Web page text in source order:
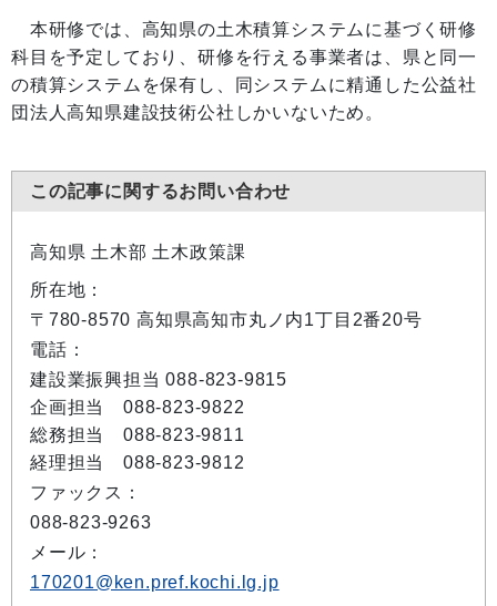
本研修では、高知県の土木積算システムに基づく研修
科目を予定しており、研修を行える事業者は、県と同一
の積算システムを保有し、同システムに精通した公益社
団法人高知県建設技術公社しかいないため。
この記事に関するお問い合わせ
高知県 土木部 土木政策課
所在地：
〒780-8570 高知県高知市丸ノ内1丁目2番20号
電話：
建設業振興担当 088-823-9815
企画担当 088-823-9822
総務担当 088-823-9811
経理担当 088-823-9812
ファックス：
088-823-9263
メール：
170201@ken.pref.kochi.lg.jp